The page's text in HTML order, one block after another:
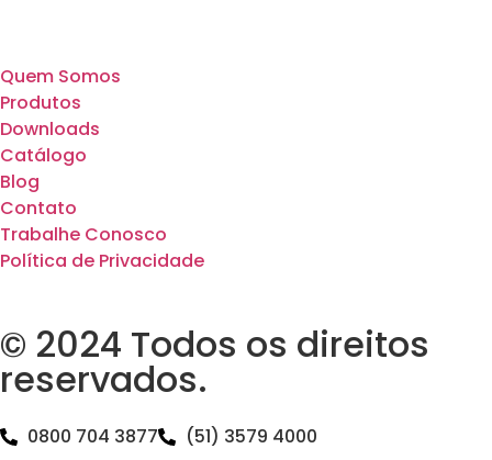
Quem Somos
Produtos
Downloads
Catálogo
Blog
Contato
Trabalhe Conosco
Política de Privacidade
© 2024 Todos os direitos
reservados.
0800 704 3877 (51) 3579 4000